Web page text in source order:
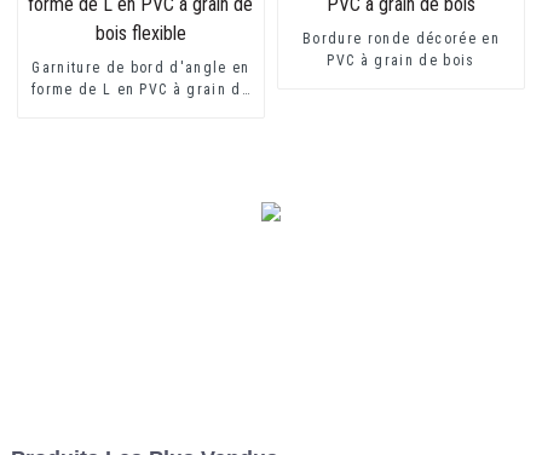
Garniture de bord d'angle en
forme de L en PVC à grain de
Bordure ronde décorée en
PVC à grain de bois